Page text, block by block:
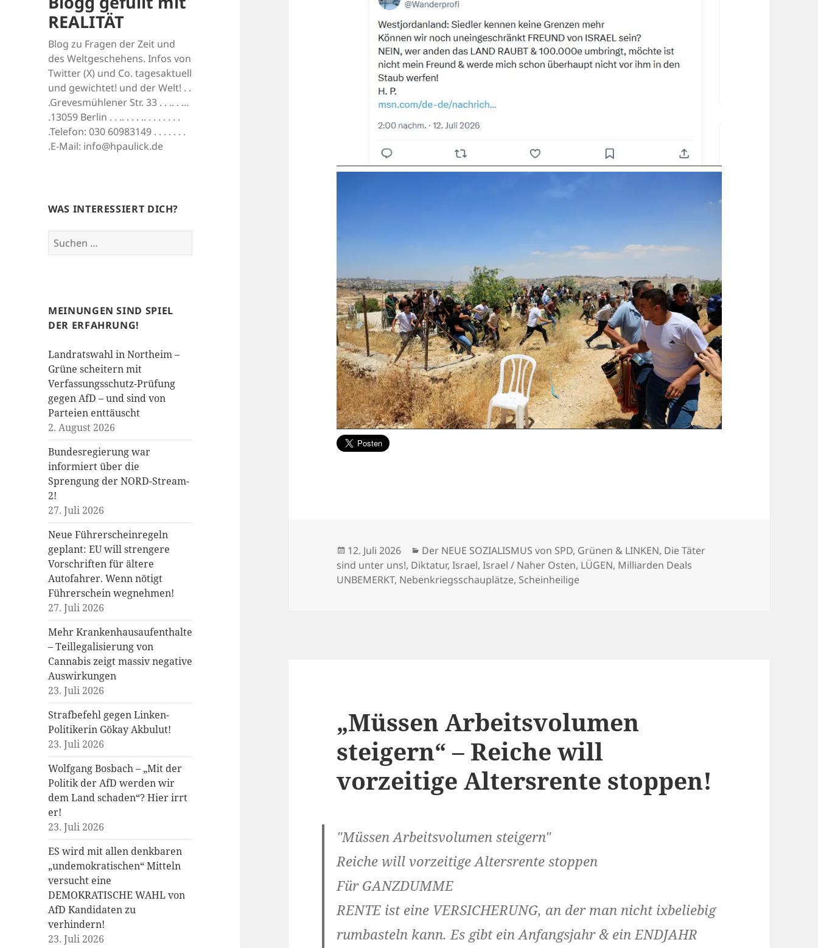
REALITÄT
Blog zu Fragen der Zeit und
des Weltgeschehens. Infos von
Twitter (X) und Co. tagesaktuell
und gewichtet! und der Welt! . .
.Grevesmühlener Str. 33 . . .. . …
.13059 Berlin . . .. . . . .. . . . . . . .
.Telefon: 030 60983149 . . . . . . .
.E-Mail: info@hpaulick.de
WAS INTERESSIERT DICH?
Suchen
nach:
MEINUNGEN SIND SPIEL
DER ERFAHRUNG!
Landratswahl in Northeim –
Grüne scheitern mit
Verfassungsschutz-Prüfung
gegen AfD – und sind von
Parteien enttäuscht
2. August 2026
Bundesregierung war
informiert über die
Sprengung der NORD-Stream-
2!
27. Juli 2026
Neue Führerscheinregeln
geplant: EU will strengere
Vorschriften für ältere
Autofahrer. Wenn nötigt
Führerschein wegnehmen!
27. Juli 2026
Mehr Krankenhausaufenthalte
– Teillegalisierung von
Cannabis zeigt massiv negative
Auswirkungen
23. Juli 2026
Strafbefehl gegen Linken-
Politikerin Gökay Akbulut!
23. Juli 2026
Wolfgang Bosbach – „Mit der
Politik der AfD werden wir
dem Land schaden“? Hier irrt
er!
23. Juli 2026
ES wird mit allen denkbaren
„undemokratischen“ Mitteln
versucht eine
DEMOKRATISCHE WAHL von
AfD Kandidaten zu
verhindern!
23. Juli 2026
Veröffentlicht
am
12. Juli 2026 Kategorien
Der NEUE SOZIALISMUS von SPD, Grünen & LINKEN, Die Täter
sind unter uns!, Diktatur,Israel,Israel / Naher Osten, LÜGEN, Milliarden Deals
UNBEMERKT, Nebenkriegsschauplätze, Scheinheilige
„Müssen Arbeitsvolumen
steigern“ – Reiche will
vorzeitige Altersrente stoppen!
"Müssen Arbeitsvolumen steigern"
Reiche will vorzeitige Altersrente stoppen
Für GANZDUMME
RENTE ist eine VERSICHERUNG, an der man nicht ixbeliebig
rumbasteln kann. Es gibt ein Anfangsjahr & ein ENDJAHR